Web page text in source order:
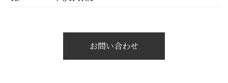
お問い合わせ